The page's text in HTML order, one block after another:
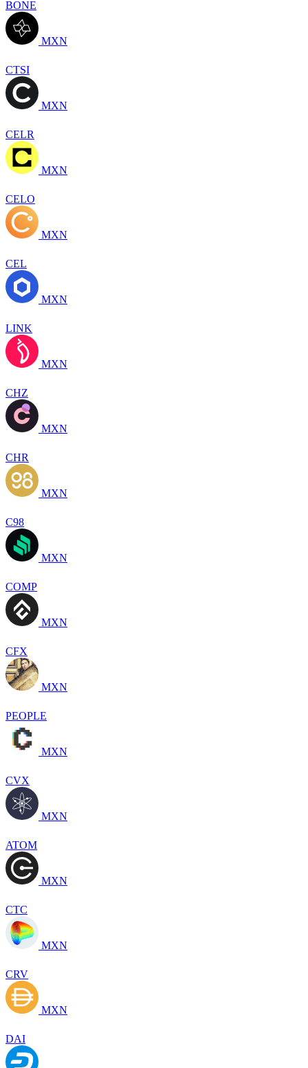
BONE
MXN
CTSI
MXN
CELR
MXN
CELO
MXN
CEL
MXN
LINK
MXN
CHZ
MXN
CHR
MXN
C98
MXN
COMP
MXN
CFX
MXN
PEOPLE
MXN
CVX
MXN
ATOM
MXN
CTC
MXN
CRV
MXN
DAI